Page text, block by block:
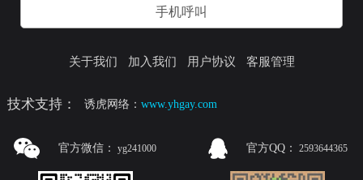
手机呼叫
关于我们 加入我们 用户协议 客服管理
技术支持： 诱虎网络：www.yhgay.com
官方微信： yg241000 官方QQ： 2593644365